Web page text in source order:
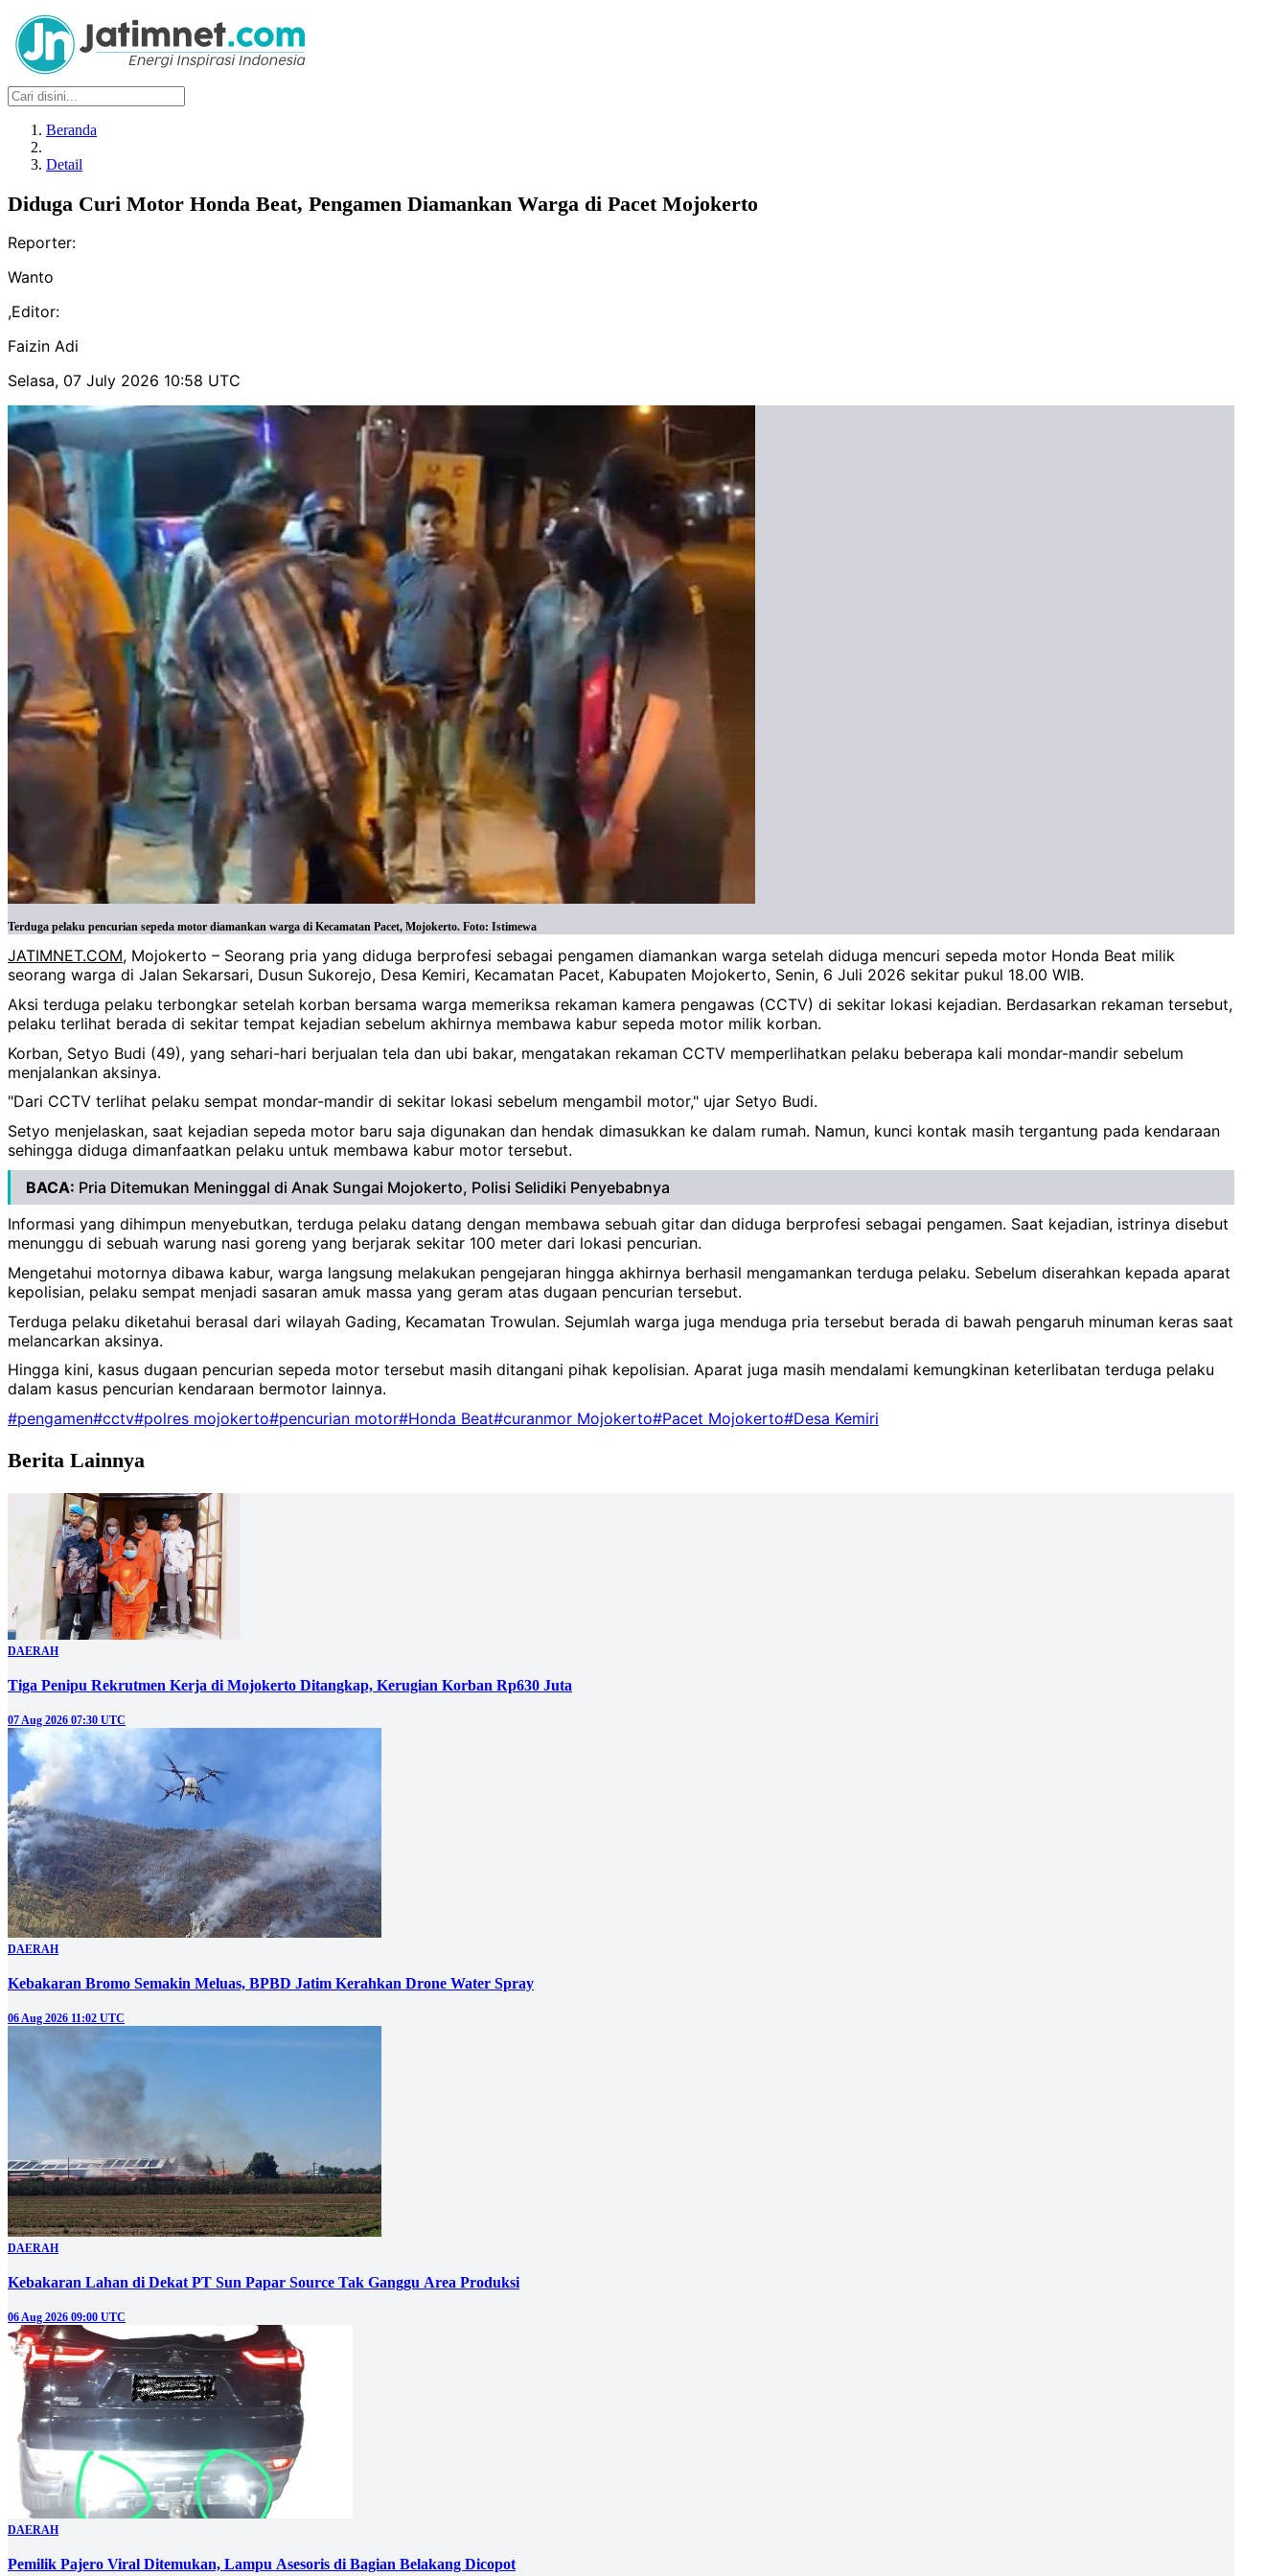
Beranda
Detail
Diduga Curi Motor Honda Beat, Pengamen Diamankan Warga di Pacet Mojokerto
Reporter:
Wanto
,Editor:
Faizin Adi
Selasa, 07 July 2026 10:58 UTC
Terduga pelaku pencurian sepeda motor diamankan warga di Kecamatan Pacet, Mojokerto. Foto: Istimewa
JATIMNET.COM, Mojokerto – Seorang pria yang diduga berprofesi sebagai pengamen diamankan warga setelah diduga mencuri sepeda motor Honda Beat milik
seorang warga di Jalan Sekarsari, Dusun Sukorejo, Desa Kemiri, Kecamatan Pacet, Kabupaten Mojokerto, Senin, 6 Juli 2026 sekitar pukul 18.00 WIB.
Aksi terduga pelaku terbongkar setelah korban bersama warga memeriksa rekaman kamera pengawas (CCTV) di sekitar lokasi kejadian. Berdasarkan rekaman tersebut,
pelaku terlihat berada di sekitar tempat kejadian sebelum akhirnya membawa kabur sepeda motor milik korban.
Korban, Setyo Budi (49), yang sehari-hari berjualan tela dan ubi bakar, mengatakan rekaman CCTV memperlihatkan pelaku beberapa kali mondar-mandir sebelum
menjalankan aksinya.
"Dari CCTV terlihat pelaku sempat mondar-mandir di sekitar lokasi sebelum mengambil motor," ujar Setyo Budi.
Setyo menjelaskan, saat kejadian sepeda motor baru saja digunakan dan hendak dimasukkan ke dalam rumah. Namun, kunci kontak masih tergantung pada kendaraan
sehingga diduga dimanfaatkan pelaku untuk membawa kabur motor tersebut.
BACA: Pria Ditemukan Meninggal di Anak Sungai Mojokerto, Polisi Selidiki Penyebabnya
Informasi yang dihimpun menyebutkan, terduga pelaku datang dengan membawa sebuah gitar dan diduga berprofesi sebagai pengamen. Saat kejadian, istrinya disebut
menunggu di sebuah warung nasi goreng yang berjarak sekitar 100 meter dari lokasi pencurian.
Mengetahui motornya dibawa kabur, warga langsung melakukan pengejaran hingga akhirnya berhasil mengamankan terduga pelaku. Sebelum diserahkan kepada aparat
kepolisian, pelaku sempat menjadi sasaran amuk massa yang geram atas dugaan pencurian tersebut.
Terduga pelaku diketahui berasal dari wilayah Gading, Kecamatan Trowulan. Sejumlah warga juga menduga pria tersebut berada di bawah pengaruh minuman keras saat
melancarkan aksinya.
Hingga kini, kasus dugaan pencurian sepeda motor tersebut masih ditangani pihak kepolisian. Aparat juga masih mendalami kemungkinan keterlibatan terduga pelaku
dalam kasus pencurian kendaraan bermotor lainnya.
#pengamen#cctv#polres mojokerto#pencurian motor#Honda Beat#curanmor Mojokerto#Pacet Mojokerto#Desa Kemiri
Berita Lainnya
DAERAH
Tiga Penipu Rekrutmen Kerja di Mojokerto Ditangkap, Kerugian Korban Rp630 Juta
07 Aug 2026 07:30 UTC
DAERAH
Kebakaran Bromo Semakin Meluas, BPBD Jatim Kerahkan Drone Water Spray
06 Aug 2026 11:02 UTC
DAERAH
Kebakaran Lahan di Dekat PT Sun Papar Source Tak Ganggu Area Produksi
06 Aug 2026 09:00 UTC
DAERAH
Pemilik Pajero Viral Ditemukan, Lampu Asesoris di Bagian Belakang Dicopot